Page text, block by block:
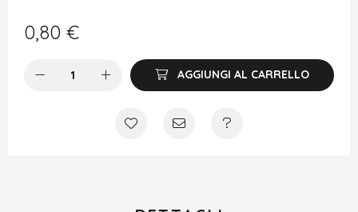
0,80 €
AGGIUNGI AL CARRELLO